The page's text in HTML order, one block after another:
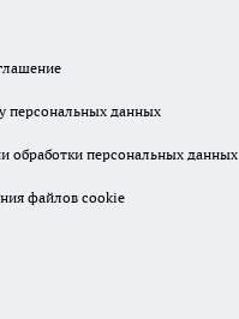
персональных данных
обработки персональных данных
файлов cookie